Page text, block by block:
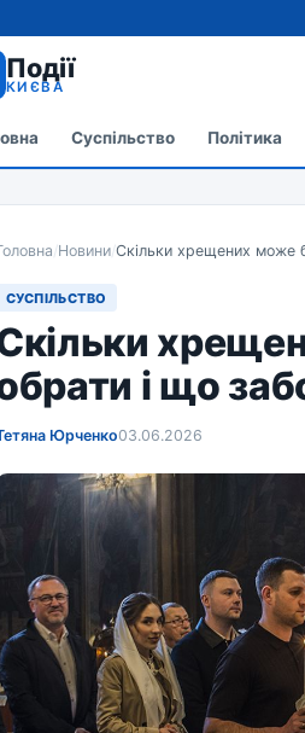
Події
КИЄВА
Суспільство Політика
/Новини/Скільки хрещених може
СУСПІЛЬСТВО
і що
Юрченко03.06.2026